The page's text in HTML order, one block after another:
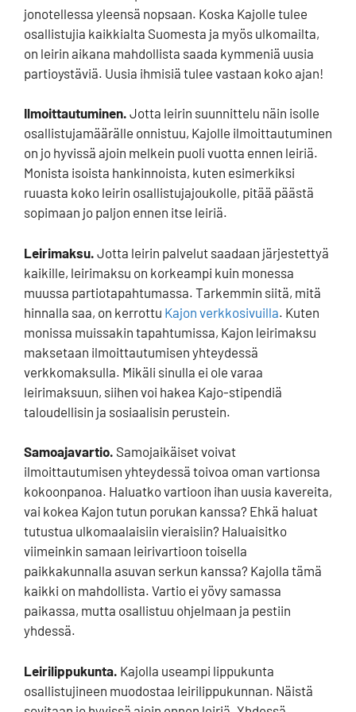
jonotellessa yleensä nopsaan. Koska Kajolle tulee
osallistujia kaikkialta Suomesta ja myös ulkomailta,
on leirin aikana mahdollista saada kymmeniä uusia
partioystäviä. Uusia ihmisiä tulee vastaan koko ajan!
Ilmoittautuminen. Jotta leirin suunnittelu näin isolle
osallistujamäärälle onnistuu, Kajolle ilmoittautuminen
on jo hyvissä ajoin melkein puoli vuotta ennen leiriä.
Monista isoista hankinnoista, kuten esimerkiksi
ruuasta koko leirin osallistujajoukolle, pitää päästä
sopimaan jo paljon ennen itse leiriä.
Leirimaksu. Jotta leirin palvelut saadaan järjestettyä
kaikille, leirimaksu on korkeampi kuin monessa
muussa partiotapahtumassa. Tarkemmin siitä, mitä
hinnalla saa, on kerrottu Kajon verkkosivuilla. Kuten
monissa muissakin tapahtumissa, Kajon leirimaksu
maksetaan ilmoittautumisen yhteydessä
verkkomaksulla. Mikäli sinulla ei ole varaa
leirimaksuun, siihen voi hakea Kajo-stipendiä
taloudellisin ja sosiaalisin perustein.
Samoajavartio. Samojaikäiset voivat
ilmoittautumisen yhteydessä toivoa oman vartionsa
kokoonpanoa. Haluatko vartioon ihan uusia kavereita,
vai kokea Kajon tutun porukan kanssa? Ehkä haluat
tutustua ulkomaalaisiin vieraisiin? Haluaisitko
viimeinkin samaan leirivartioon toisella
paikkakunnalla asuvan serkun kanssa? Kajolla tämä
kaikki on mahdollista. Vartio ei yövy samassa
paikassa, mutta osallistuu ohjelmaan ja pestiin
yhdessä.
Leirilippukunta. Kajolla useampi lippukunta
osallistujineen muodostaa leirilippukunnan. Näistä